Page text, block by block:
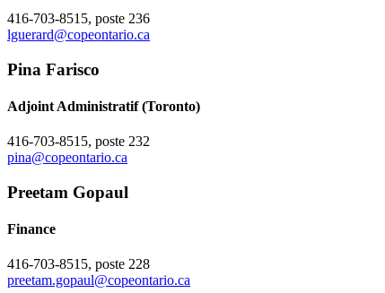
416-703-8515, poste 236
lguerard@copeontario.ca
Pina Farisco
Adjoint Administratif (Toronto)
416-703-8515, poste 232
pina@copeontario.ca
Preetam Gopaul
Finance
416-703-8515, poste 228
preetam.gopaul@copeontario.ca